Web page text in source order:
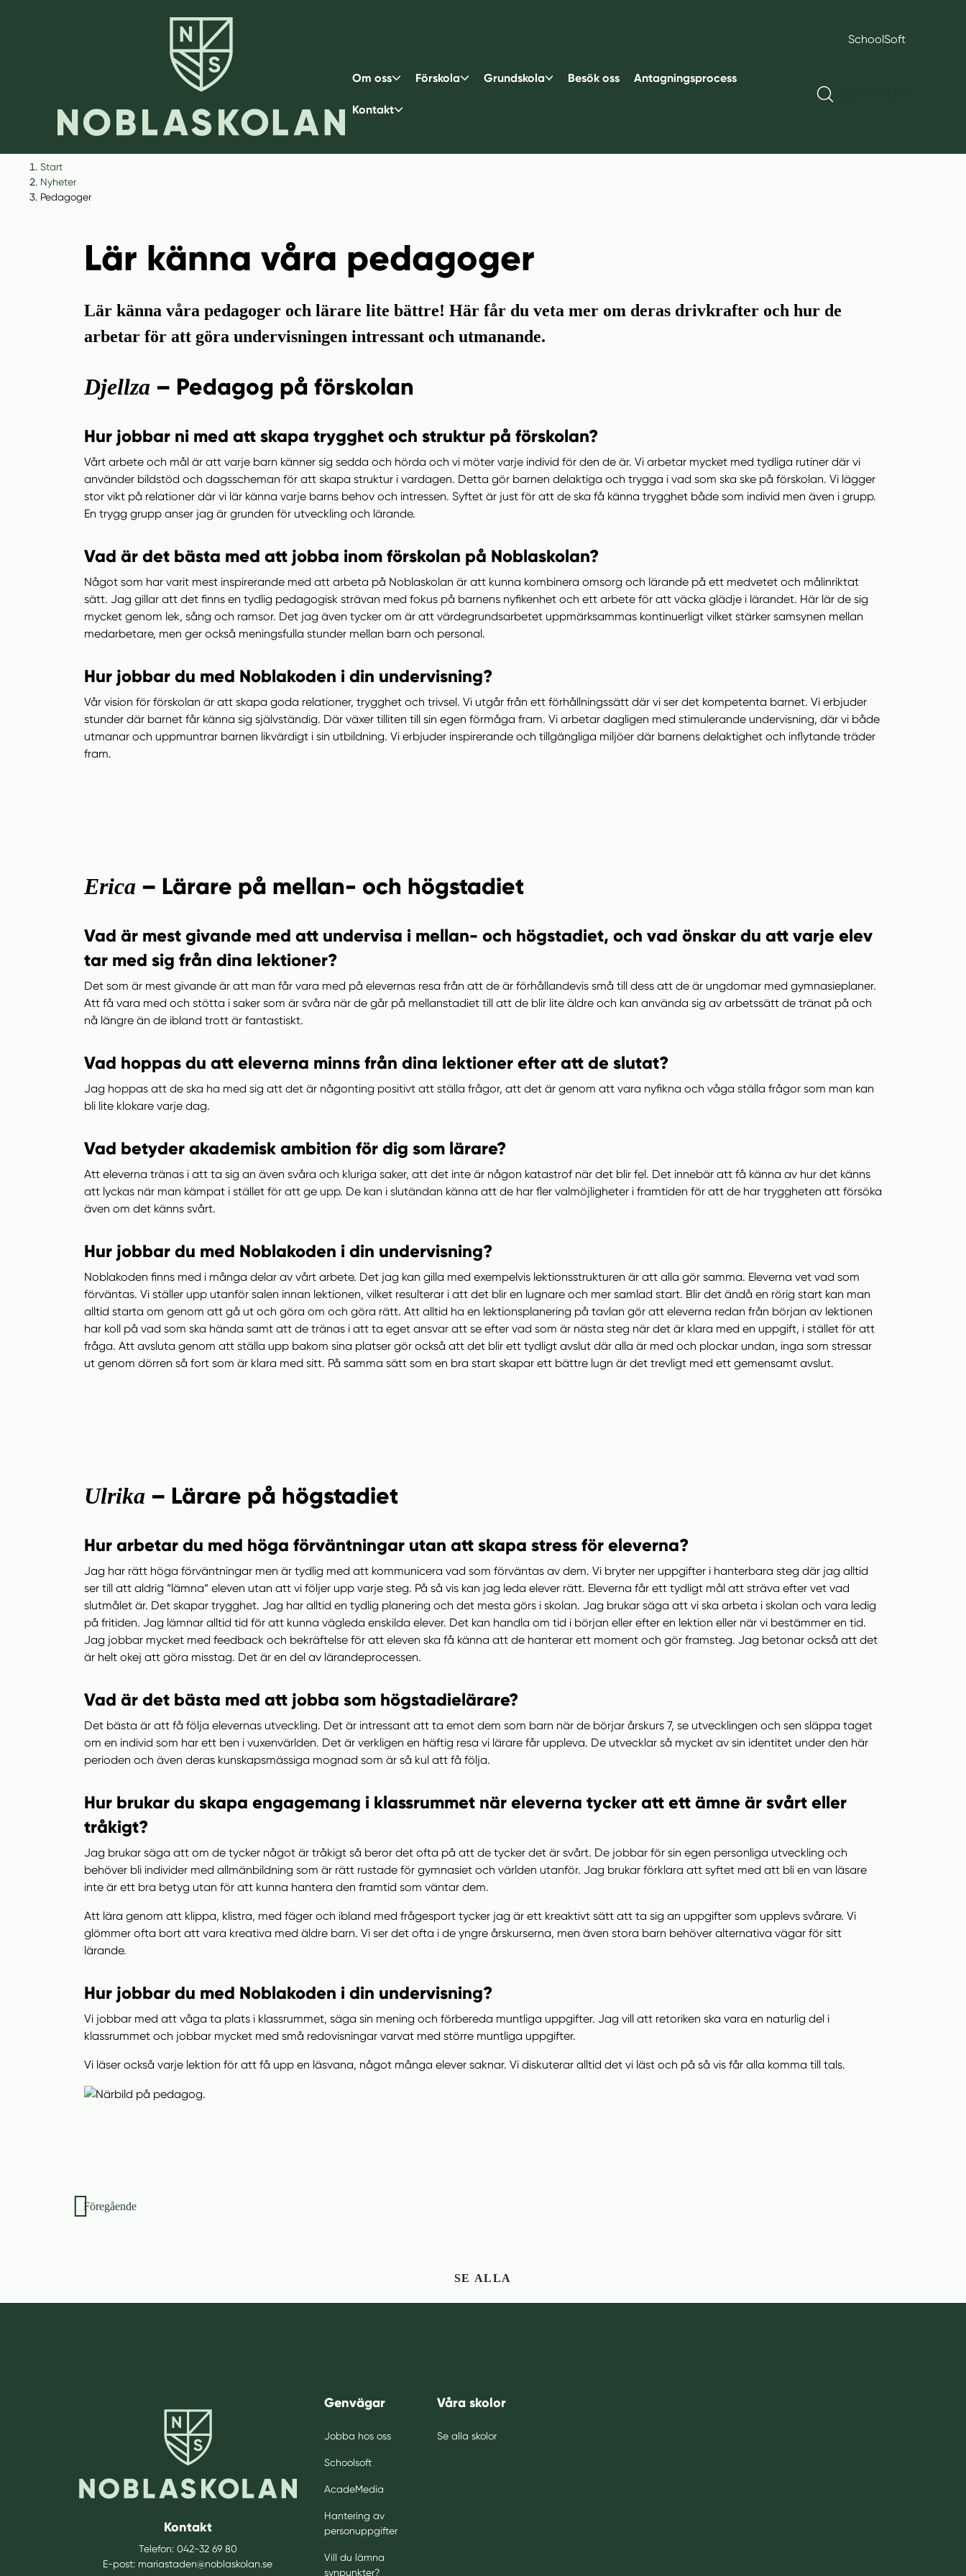
Om oss Förskola Grundskola Besök oss Antagningsprocess
Kontakt
SchoolSoft
Start
Nyheter
Pedagoger
Lär känna våra pedagoger
Lär känna våra pedagoger och lärare lite bättre! Här får du veta mer om deras drivkrafter och hur de
arbetar för att göra undervisningen intressant och utmanande.
Djellza – Pedagog på förskolan
Hur jobbar ni med att skapa trygghet och struktur på förskolan?
Vårt arbete och mål är att varje barn känner sig sedda och hörda och vi möter varje individ för den de är. Vi arbetar mycket med tydliga rutiner där vi
använder bildstöd och dagsscheman för att skapa struktur i vardagen. Detta gör barnen delaktiga och trygga i vad som ska ske på förskolan. Vi lägger
stor vikt på relationer där vi lär känna varje barns behov och intressen. Syftet är just för att de ska få känna trygghet både som individ men även i grupp.
En trygg grupp anser jag är grunden för utveckling och lärande.
Vad är det bästa med att jobba inom förskolan på Noblaskolan?
Något som har varit mest inspirerande med att arbeta på Noblaskolan är att kunna kombinera omsorg och lärande på ett medvetet och målinriktat
sätt. Jag gillar att det finns en tydlig pedagogisk strävan med fokus på barnens nyfikenhet och ett arbete för att väcka glädje i lärandet. Här lär de sig
mycket genom lek, sång och ramsor. Det jag även tycker om är att värdegrundsarbetet uppmärksammas kontinuerligt vilket stärker samsynen mellan
medarbetare, men ger också meningsfulla stunder mellan barn och personal.
Hur jobbar du med Noblakoden i din undervisning?
Vår vision för förskolan är att skapa goda relationer, trygghet och trivsel. Vi utgår från ett förhållningssätt där vi ser det kompetenta barnet. Vi erbjuder
stunder där barnet får känna sig självständig. Där växer tilliten till sin egen förmåga fram. Vi arbetar dagligen med stimulerande undervisning, där vi både
utmanar och uppmuntrar barnen likvärdigt i sin utbildning. Vi erbjuder inspirerande och tillgängliga miljöer där barnens delaktighet och inflytande träder
fram.
Erica – Lärare på mellan- och högstadiet
Vad är mest givande med att undervisa i mellan- och högstadiet, och vad önskar du att varje elev
tar med sig från dina lektioner?
Det som är mest givande är att man får vara med på elevernas resa från att de är förhållandevis små till dess att de är ungdomar med gymnasieplaner.
Att få vara med och stötta i saker som är svåra när de går på mellanstadiet till att de blir lite äldre och kan använda sig av arbetssätt de tränat på och
nå längre än de ibland trott är fantastiskt.
Vad hoppas du att eleverna minns från dina lektioner efter att de slutat?
Jag hoppas att de ska ha med sig att det är någonting positivt att ställa frågor, att det är genom att vara nyfikna och våga ställa frågor som man kan
bli lite klokare varje dag.
Vad betyder akademisk ambition för dig som lärare?
Att eleverna tränas i att ta sig an även svåra och kluriga saker, att det inte är någon katastrof när det blir fel. Det innebär att få känna av hur det känns
att lyckas när man kämpat i stället för att ge upp. De kan i slutändan känna att de har fler valmöjligheter i framtiden för att de har tryggheten att försöka
även om det känns svårt.
Hur jobbar du med Noblakoden i din undervisning?
Noblakoden finns med i många delar av vårt arbete. Det jag kan gilla med exempelvis lektionsstrukturen är att alla gör samma. Eleverna vet vad som
förväntas. Vi ställer upp utanför salen innan lektionen, vilket resulterar i att det blir en lugnare och mer samlad start. Blir det ändå en rörig start kan man
alltid starta om genom att gå ut och göra om och göra rätt. Att alltid ha en lektionsplanering på tavlan gör att eleverna redan från början av lektionen
har koll på vad som ska hända samt att de tränas i att ta eget ansvar att se efter vad som är nästa steg när det är klara med en uppgift, i stället för att
fråga. Att avsluta genom att ställa upp bakom sina platser gör också att det blir ett tydligt avslut där alla är med och plockar undan, inga som stressar
ut genom dörren så fort som är klara med sitt. På samma sätt som en bra start skapar ett bättre lugn är det trevligt med ett gemensamt avslut.
Ulrika – Lärare på högstadiet
Hur arbetar du med höga förväntningar utan att skapa stress för eleverna?
Jag har rätt höga förväntningar men är tydlig med att kommunicera vad som förväntas av dem. Vi bryter ner uppgifter i hanterbara steg där jag alltid
ser till att aldrig “lämna“ eleven utan att vi följer upp varje steg. På så vis kan jag leda elever rätt. Eleverna får ett tydligt mål att sträva efter vet vad
slutmålet är. Det skapar trygghet. Jag har alltid en tydlig planering och det mesta görs i skolan. Jag brukar säga att vi ska arbeta i skolan och vara ledig
på fritiden. Jag lämnar alltid tid för att kunna vägleda enskilda elever. Det kan handla om tid i början eller efter en lektion eller när vi bestämmer en tid.
Jag jobbar mycket med feedback och bekräftelse för att eleven ska få känna att de hanterar ett moment och gör framsteg. Jag betonar också att det
är helt okej att göra misstag. Det är en del av lärandeprocessen.
Vad är det bästa med att jobba som högstadielärare?
Det bästa är att få följa elevernas utveckling. Det är intressant att ta emot dem som barn när de börjar årskurs 7, se utvecklingen och sen släppa taget
om en individ som har ett ben i vuxenvärlden. Det är verkligen en häftig resa vi lärare får uppleva. De utvecklar så mycket av sin identitet under den här
perioden och även deras kunskapsmässiga mognad som är så kul att få följa.
Hur brukar du skapa engagemang i klassrummet när eleverna tycker att ett ämne är svårt eller
tråkigt?
Jag brukar säga att om de tycker något är tråkigt så beror det ofta på att de tycker det är svårt. De jobbar för sin egen personliga utveckling och
behöver bli individer med allmänbildning som är rätt rustade för gymnasiet och världen utanför. Jag brukar förklara att syftet med att bli en van läsare
inte är ett bra betyg utan för att kunna hantera den framtid som väntar dem.
Att lära genom att klippa, klistra, med fäger och ibland med frågesport tycker jag är ett kreaktivt sätt att ta sig an uppgifter som upplevs svårare. Vi
glömmer ofta bort att vara kreativa med äldre barn. Vi ser det ofta i de yngre årskurserna, men även stora barn behöver alternativa vägar för sitt
lärande.
Hur jobbar du med Noblakoden i din undervisning?
Vi jobbar med att våga ta plats i klassrummet, säga sin mening och förbereda muntliga uppgifter. Jag vill att retoriken ska vara en naturlig del i
klassrummet och jobbar mycket med små redovisningar varvat med större muntliga uppgifter.
Vi läser också varje lektion för att få upp en läsvana, något många elever saknar. Vi diskuterar alltid det vi läst och på så vis får alla komma till tals.
Föregående
SE ALLA
Kontakt
Telefon: 042-32 69 80
E-post: mariastaden@noblaskolan.se
Genvägar
Jobba hos oss
Schoolsoft
AcadeMedia
Hantering av
personuppgifter
Vill du lämna
synpunkter?
Våra skolor
Se alla skolor